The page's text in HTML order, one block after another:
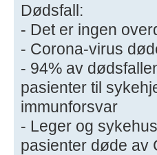
Dødsfall:
- Det er ingen
- Corona-virus
- 94% av
pasienter til
immunforsvar
​- Leger og
pasienter døde av